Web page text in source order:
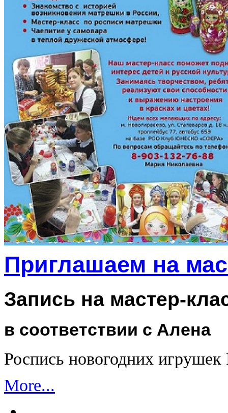
Приглашаем на
Запись на мастер-
в соответствии с Алена
Роспись новогодних
More...